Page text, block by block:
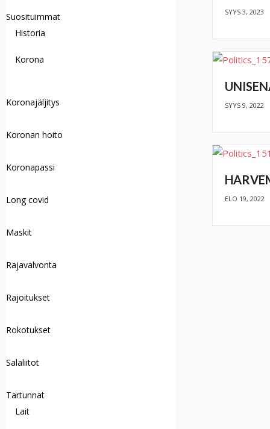
SYYS 3, 2023
SYYS 9, 2022
ELO 19, 2022
Suosituimmat
Historia
Korona
Koronajäljitys
Koronan hoito
Koronapassi
Long covid
Maskit
Rajavalvonta
Rajoitukset
Rokotukset
Salaliitot
Tartunnat
Lait